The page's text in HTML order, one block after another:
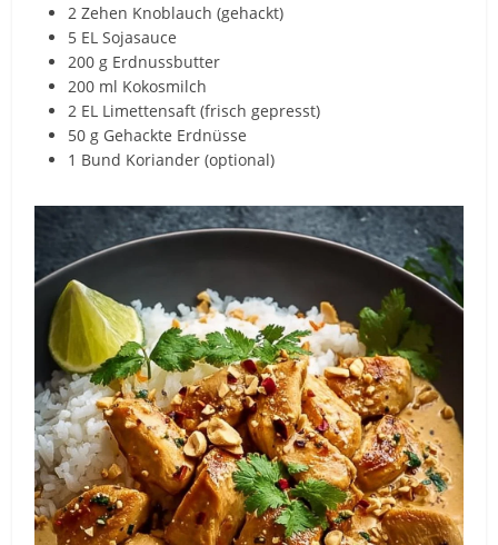
2 Zehen Knoblauch (gehackt)
5 EL Sojasauce
200 g Erdnussbutter
200 ml Kokosmilch
2 EL Limettensaft (frisch gepresst)
50 g Gehackte Erdnüsse
1 Bund Koriander (optional)